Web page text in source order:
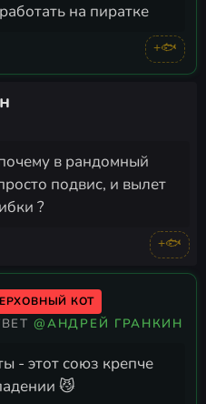
на пиратке
+🐟
в рандомный
подвис, и вылет
?
+🐟
КОТ
@АНДРЕЙ ГРАНКИН
- этот союз крепче
😼